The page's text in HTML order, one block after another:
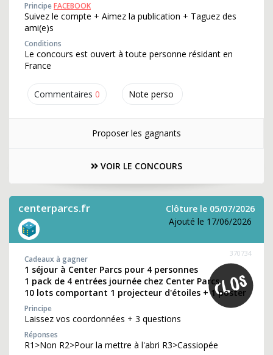
Commentaires 0 Note perso
PrincipeFACEBOOK
Suivez le compte + Aimez la publication + Taguez des
ami(e)s
Conditions
Le concours est ouvert à toute personne résidant en
France
Proposer les gagnants
VOIR LE CONCOURS
centerparcs.fr
Clôture le 05/07/2026
Ajouté le 17/06/2026
370734
Cadeaux à gagner
1 séjour à Center Parcs pour 4 personnes
1 pack de 4 entrées journée chez Center Parcs
10 lots comportant 1 projecteur d'étoiles + 1 poster
Principe
Laissez vos coordonnées + 3 questions
Réponses
R1>Non R2>Pour la mettre à l'abri R3>Cassiopée